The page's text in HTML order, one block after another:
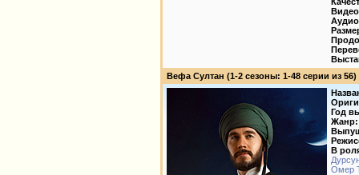
Вефа Султан (1-2 сезоны: 1-48 серии из
Год
Жанр:
В
Омер